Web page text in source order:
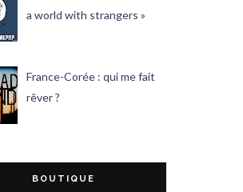
a world with strangers »
France-Corée : qui me fait
rêver ?
BOUTIQUE